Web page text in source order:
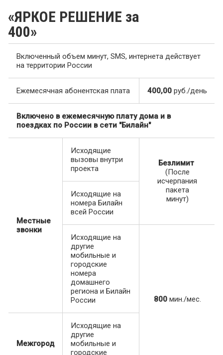
«ЯРКОЕ РЕШЕНИЕ за
400»
Включенный объем минут, SMS, интернета действует
на территории России
Ежемесячная абонентская плата 400,00 руб./день
Включено в ежемесячную плату дома и в
поездках по России в сети "Билайн"
Местные
звонки
Исходящие
вызовы внутри
проекта
Безлимит
(После
исчерпания
пакета
минут)
Исходящие на
номера Билайн
всей России
Исходящие на
другие
мобильные и
городские
номера
домашнего
региона и Билайн
России
800мин./мес.
Межгород
Исходящие на
другие
мобильные и
городские